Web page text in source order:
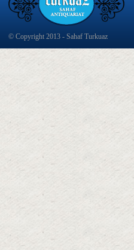
© Copyright 2013 - Sahaf Turkuaz